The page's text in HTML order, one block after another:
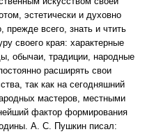
эстетически и духовно
всего, знать и чтить
своего края: характерные
обычаи, традиции, народные
расширять свои
так как на сегодняшний
мастеров, местными
фактор формирования
А. С. Пушкин писал: